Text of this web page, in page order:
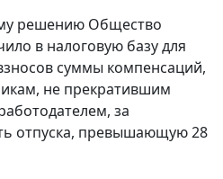
решению Общество
в налоговую базу для
суммы компенсаций,
не прекратившим
за
отпуска, превышающую 28